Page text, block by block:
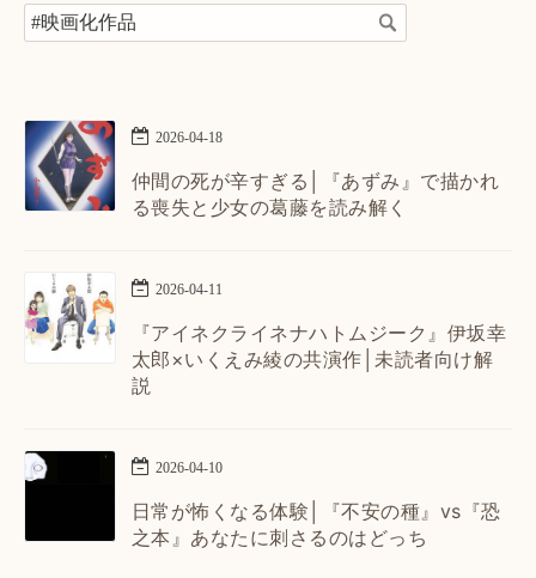
2026-04-18
仲間の死が辛すぎる│『あずみ』で描かれ
る喪失と少女の葛藤を読み解く
2026-04-11
『アイネクライネナハトムジーク』伊坂幸
太郎×いくえみ綾の共演作│未読者向け解
説
2026-04-10
日常が怖くなる体験│『不安の種』vs『恐
之本』あなたに刺さるのはどっち